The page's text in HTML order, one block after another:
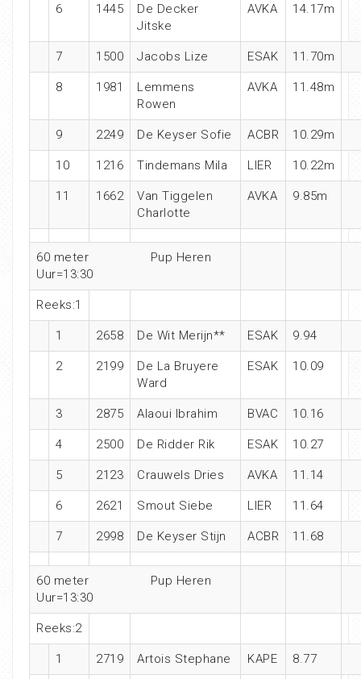
6 1445
De Decker
Jitske
AVKA 14.17m
7 1500 Jacobs Lize ESAK 11.70m
8 1981
Lemmens
Rowen
AVKA 11.48m
9 2249 De Keyser Sofie ACBR 10.29m
10 1216 Tindemans Mila LIER 10.22m
11 1662
Van Tiggelen
Charlotte
AVKA 9.85m
60 meter Pup Heren
Uur=13:30
Reeks:1
1 2658 De Wit Merijn** ESAK 9.94
2 2199
De La Bruyere
Ward
ESAK 10.09
3 2875 Alaoui Ibrahim BVAC 10.16
4 2500 De Ridder Rik ESAK 10.27
5 2123 Crauwels Dries AVKA 11.14
6 2621 Smout Siebe LIER 11.64
7 2998 De Keyser Stijn ACBR 11.68
60 meter Pup Heren
Uur=13:30
Reeks:2
1 2719 Artois Stephane KAPE 8.77